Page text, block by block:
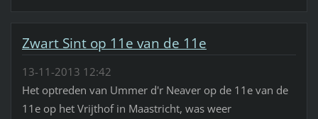
Zwart Sint op 11e van de 11e
13-11-2013 12:42
Het optreden van Ummer d'r Neaver op de 11e van de
11e op het Vrijthof in Maastricht, was weer